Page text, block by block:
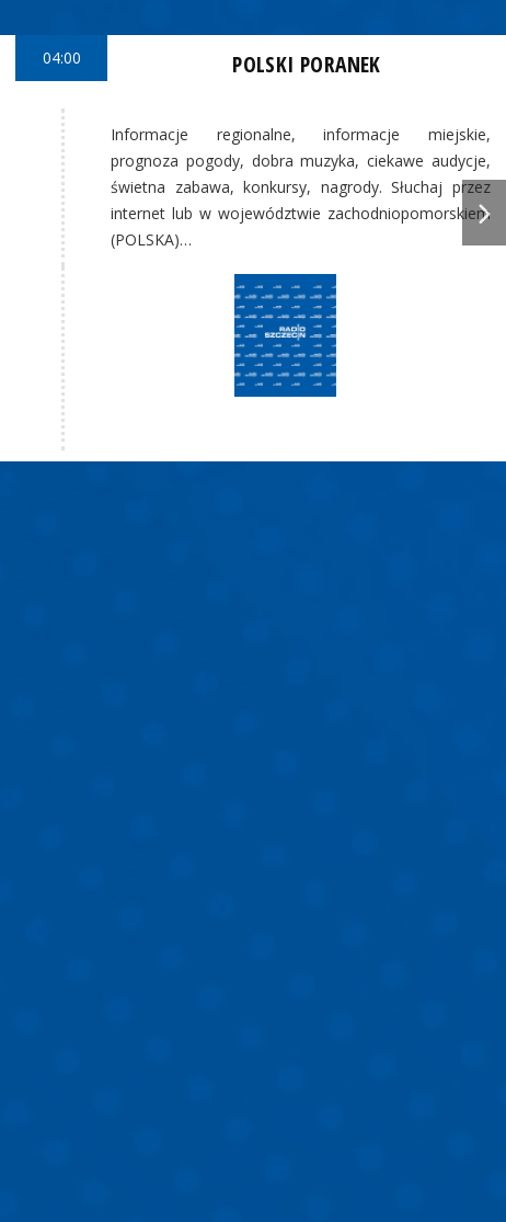
04:00 POLSKI PORANEK
Informacje regionalne, informacje miejskie,
prognoza pogody, dobra muzyka, ciekawe audycje,
świetna zabawa, konkursy, nagrody. Słuchaj przez
internet lub w województwie zachodniopomorskiem
(POLSKA)…